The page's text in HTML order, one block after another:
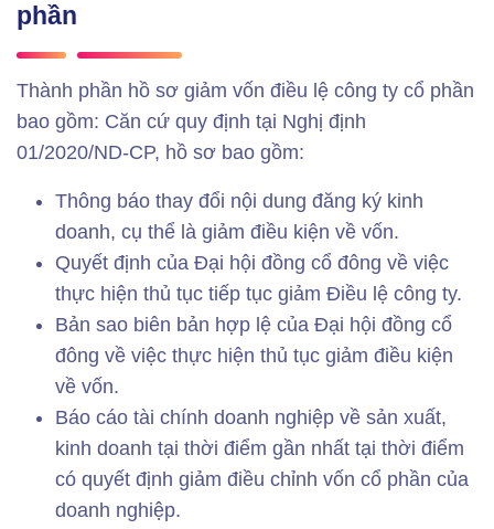
phần
Thành phần hồ sơ giảm vốn điều lệ công ty cổ phần
bao gồm: Căn cứ quy định tại Nghị định
01/2020/ND-CP, hồ sơ bao gồm:
Thông báo thay đổi nội dung đăng ký kinh
doanh, cụ thể là giảm điều kiện về vốn.
Quyết định của Đại hội đồng cổ đông về việc
thực hiện thủ tục tiếp tục giảm Điều lệ công ty.
Bản sao biên bản hợp lệ của Đại hội đồng cổ
đông về việc thực hiện thủ tục giảm điều kiện
về vốn.
Báo cáo tài chính doanh nghiệp về sản xuất,
kinh doanh tại thời điểm gần nhất tại thời điểm
có quyết định giảm điều chỉnh vốn cổ phần của
doanh nghiệp.